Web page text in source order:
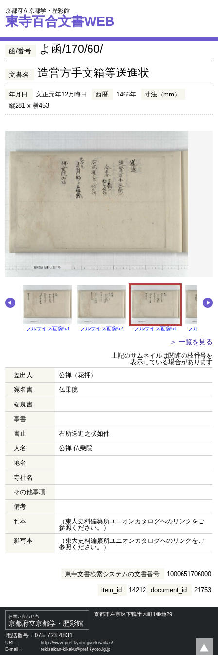
京都府立京都学・歴彩館
東寺百合文書WEB
函/番号 よ函/170/60/
文書名 造営方手文箱等送進状
年月日 文正元年12月晦日 西暦 1466年
寸法（mm）
縦281 x 横453
フルサイズ画像63 フルサイズ画像62 フルサイズ画像61 フルサイズ
＞ 一覧を見る
上記のサムネイルは関連の枝番号を
表示している場合があります
差出人
公禅（花押）
宛名書
仏乗院
端裏書
事書
書止
右所送進之状如件
人名
公禅 仏乗院
地名
寺社名
その他事項
備考
刊本
（東大史料編纂所ユニオンカタログへのリンクをご
参照ください。）
影写本
（東大史料編纂所ユニオンカタログへのリンクをご
参照ください。）
東寺文書検索システムの文書番号 1000651706000
document_id 21753
item_id 14212
お問い合わせ先
京都府立京都学・歴彩館
京都市左京区下鴨半木町1番地29
電話番号：075-723-4831
URL ：
http://www.pref.kyoto.jp/rekisaikan/
E-mail：
rekisaikan-kikaku@pref.kyoto.lg.jp